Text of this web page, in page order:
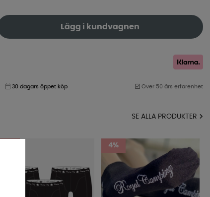
Lägg i kundvagnen
30 dagars öppet köp Över 50 års erfarenhet
SE ALLA PRODUKTER
4%